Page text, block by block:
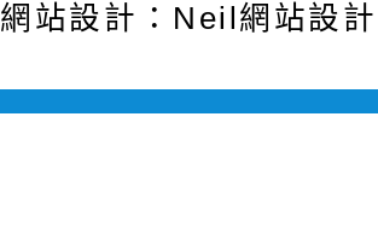
網站設計：Neil網站設